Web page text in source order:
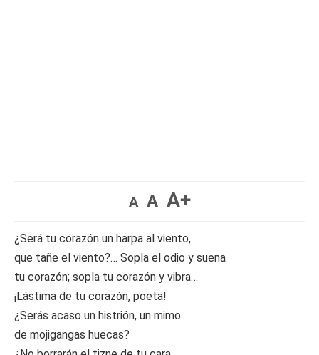
A A A+
¿Será tu corazón un harpa al viento,
que tañe el viento?… Sopla el odio y suena
tu corazón; sopla tu corazón y vibra…
¡Lástima de tu corazón, poeta!
¿Serás acaso un histrión, un mimo
de mojigangas huecas?